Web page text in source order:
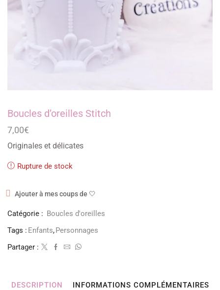
Boucles d’oreilles Stitch
7,00€
Originales et délicates
Rupture de stock
Ajouter à mes coups de 🤍
Catégorie : Boucles d'oreilles
Tags : Enfants,Personnages
Partager :
DESCRIPTION INFORMATIONS COMPLÉMENTAIRES